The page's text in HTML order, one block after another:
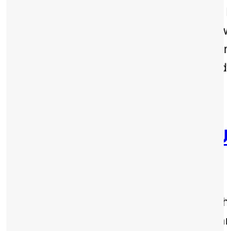
Der historische Basar von Teheran, der
wirtschaftlicher Gradmesser Irans galt,
dem 28. Dezember 2025, von Streiks
erschüttert, was eine sich
Irans brennende Lunge:
Während die hyrkanischen Wälder
Kraftwerke schmutziges Mazut